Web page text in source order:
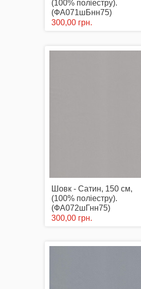
(100% поліестру).
(ФА071шБнн75)
300,00 грн.
Шовк - Сатин, 150 см,
(100% поліестру).
(ФА072шГнн75)
300,00 грн.